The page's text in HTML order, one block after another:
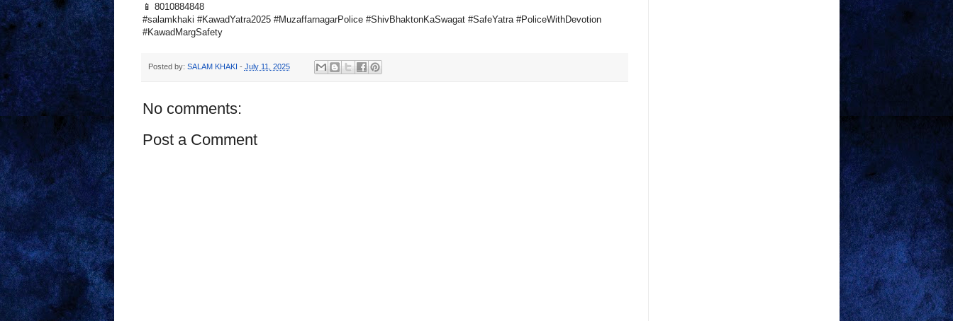
📱 8010884848
#salamkhaki #KawadYatra2025 #MuzaffarnagarPolice #ShivBhaktonKaSwagat #SafeYatra #PoliceWithDevotion
#KawadMargSafety
Posted by: SALAM KHAKI - July 11, 2025
No comments:
Post a Comment